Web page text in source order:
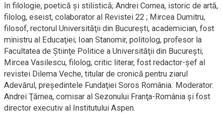
în filologie, poetică şi stilistică; Andrei Cornea, istoric de artă,
filolog, eseist, colaborator al Revistei 22 ; Mircea Dumitru,
filosof, rectorul Universităţii din Bucureşti, academician, fost
ministru al Educaţiei; Ioan Stanomir, politolog, profesor la
Facultatea de Ştiinţe Politice a Universităţii din Bucureşti;
Mircea Vasilescu, filolog, critic literar, fost redactor-şef al
revistei Dilema Veche, titular de cronică pentru ziarul
Adevărul, preşedintele Fundaţiei Soros România. Moderator:
Andrei Ţărnea, comisar al Sezonului Franţa-România şi fost
director executiv al Institutului Aspen.